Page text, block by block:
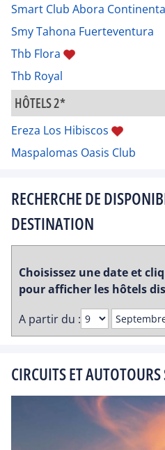
Smart Club Abora
Smy Tahona Fuerteventura
Thb Flora
Thb Royal
HÔTELS 2*
Ereza Los Hibiscos
Maspalomas Oasis Club
RECHERCHE DE
DESTINATION
Choisissez une date et
pour afficher les hôtels
A partir du :
CIRCUITS ET